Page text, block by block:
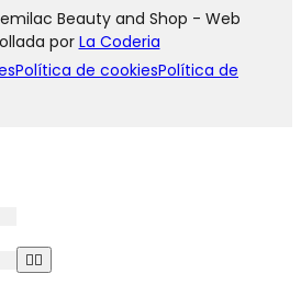
Beauty and Shop - Web
por La Coderia
Política de cookiesPolítica de